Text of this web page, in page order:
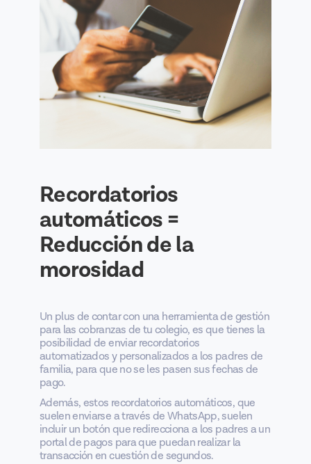
Recordatorios
automáticos =
Reducción de la
morosidad
Un plus de contar con una herramienta de gestión
para las cobranzas de tu colegio, es que tienes la
posibilidad de enviar recordatorios
automatizados y personalizados a los padres de
familia, para que no se les pasen sus fechas de
pago.
Además, estos recordatorios automáticos, que
suelen enviarse a través de WhatsApp, suelen
incluir un botón que redirecciona a los padres a un
portal de pagos para que puedan realizar la
transacción en cuestión de segundos.